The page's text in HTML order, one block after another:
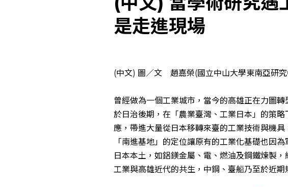
是走進現場
(中文) 圖／文 趙嘉榮(國立中山大學東南亞研究
曾經做為一個工業城市，當今的高雄正在力圖
於日治後期，在「農業臺灣、工業日本」的策
應，帶進大量從日本移轉來臺的工業技術與機
「南進基地」的定位讓原有的工業化基礎也因
日本本土，如鋁鎂金屬、電、燃油及鋼鐵煉製
工業與高雄近代的共生，中鋼、臺船乃至於近